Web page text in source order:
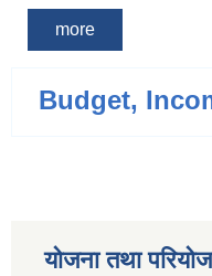
more
Budget,
योजना तथा